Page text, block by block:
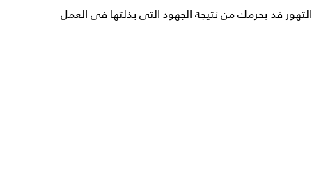
التهور قد يحرمك من نتيجة الجهود التي بذلتها في العمل